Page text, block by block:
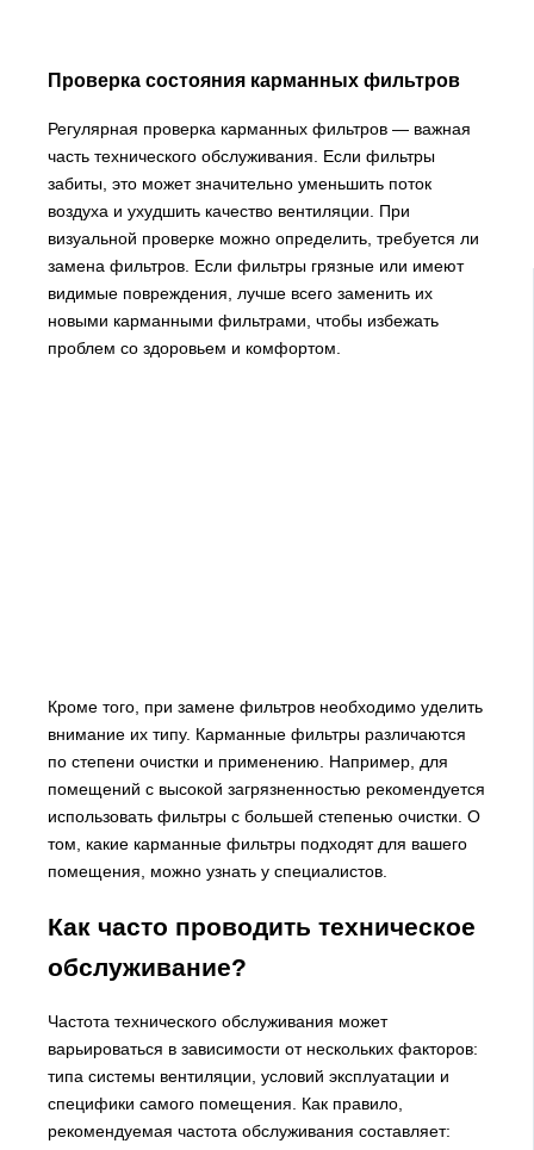
Проверка состояния карманных фильтров
Регулярная проверка карманных фильтров — важная
часть технического обслуживания. Если фильтры
забиты, это может значительно уменьшить поток
воздуха и ухудшить качество вентиляции. При
визуальной проверке можно определить, требуется ли
замена фильтров. Если фильтры грязные или имеют
видимые повреждения, лучше всего заменить их
новыми карманными фильтрами, чтобы избежать
проблем со здоровьем и комфортом.
Кроме того, при замене фильтров необходимо уделить
внимание их типу. Карманные фильтры различаются
по степени очистки и применению. Например, для
помещений с высокой загрязненностью рекомендуется
использовать фильтры с большей степенью очистки. О
том, какие карманные фильтры подходят для вашего
помещения, можно узнать у специалистов.
Как часто проводить техническое
обслуживание?
Частота технического обслуживания может
варьироваться в зависимости от нескольких факторов:
типа системы вентиляции, условий эксплуатации и
специфики самого помещения. Как правило,
рекомендуемая частота обслуживания составляет: